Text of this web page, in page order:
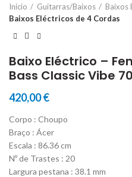
Início Guitarras/Baixos
Baixos
Baixos Eléctricos de 4 Cordas
Baixo Eléctrico –
Bass Classic Vibe
420,00€
Corpo : Choupo
Braço : Ácer
Escala : 86.36 cm
Nº de Trastes : 20
Largura pestana : 38.1 mm